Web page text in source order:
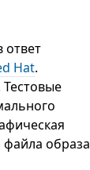
ответ
Hat.
Тестовые
файла образа